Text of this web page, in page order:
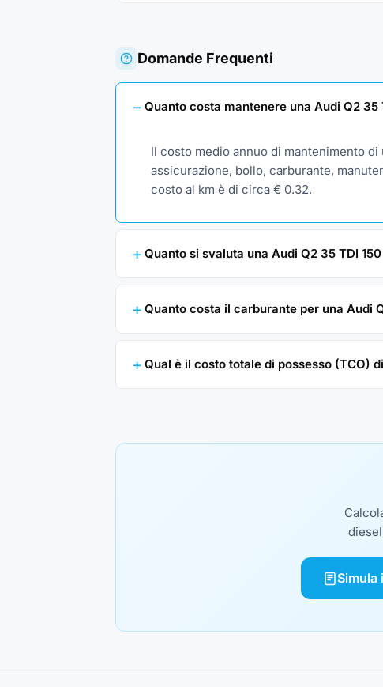
Domande Frequenti
Quanto costa mantenere una Audi Q2
Il costo medio annuo di mantenimento
assicurazione, bollo, carburante,
costo al km è di circa € 0.32.
Quanto si svaluta una Audi Q2 35 TDI
Quanto costa il carburante per una Audi
Qual è il costo totale di possesso (TCO)
Simula